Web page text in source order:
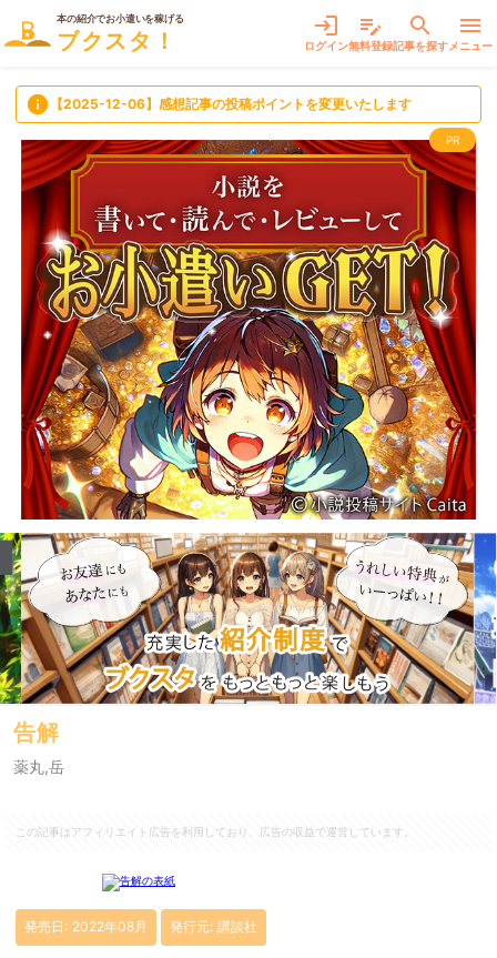
本の紹介でお小遣いを稼げる
ブクスタ！
login
ログイン
edit_note
無料登録
search
記事を探す
menu
メニュー
info 【2025-12-06】感想記事の投稿ポイントを変更いたします
PR
告解
薬丸,岳
この記事はアフィリエイト広告を利用しており、広告の収益で運営しています。
発売日: 2022年08月 発行元: 講談社